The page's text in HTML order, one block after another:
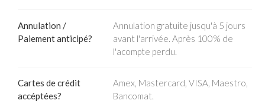
Annulation /
Paiement anticipé?
Annulation gratuite jusqu'à 5 jours
avant l'arrivée. Après 100% de
l'acompte perdu.
Cartes de crédit
accéptées?
Amex, Mastercard, VISA, Maestro,
Bancomat.